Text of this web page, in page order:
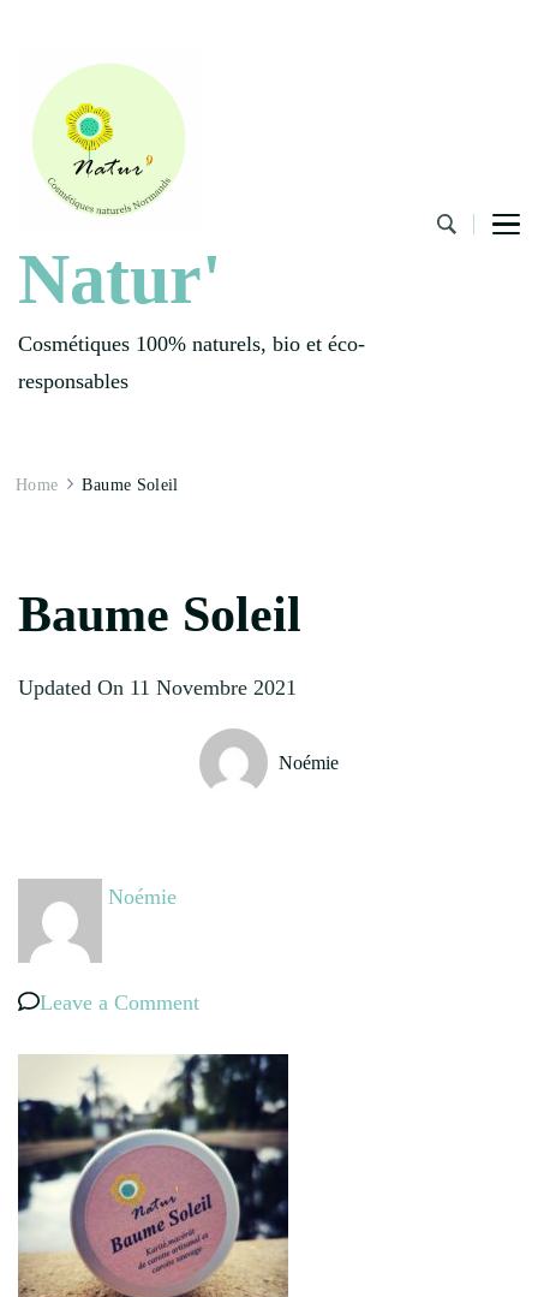
Natur'
Cosmétiques 100% naturels, bio et éco-
responsables
Home Baume Soleil
Baume Soleil
Updated On 11 Novembre 2021
Noémie
Noémie
Leave a Commenton
Soleil